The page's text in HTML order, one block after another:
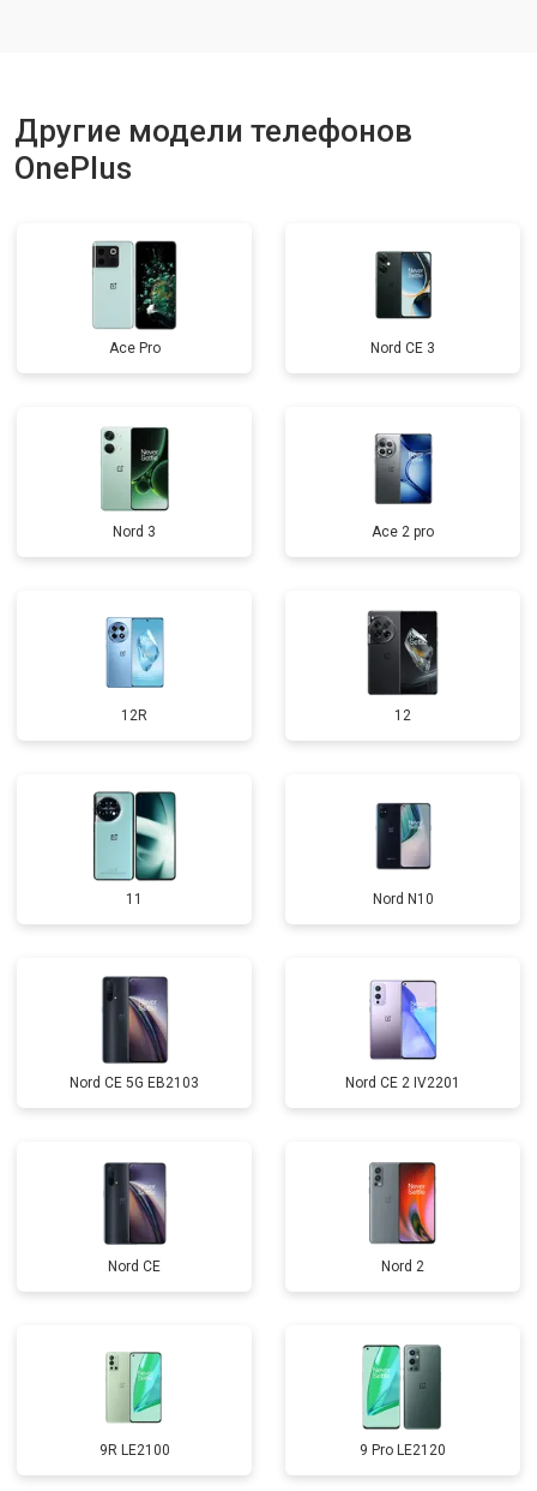
Другие модели телефонов
OnePlus
Ace Pro Nord CE 3
Nord 3 Ace 2 pro
12R 12
11 Nord N10
Nord CE 5G EB2103 Nord CE 2 IV2201
Nord CE Nord 2
9R LE2100 9 Pro LE2120